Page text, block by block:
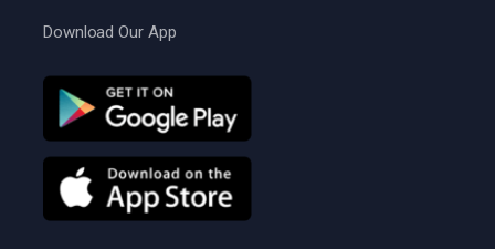
Download Our App